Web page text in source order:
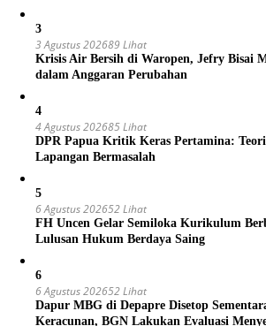
3
3 Agustus 202689 Lihat
Krisis Air Bersih di Waropen, Jefry Bisai
dalam Anggaran Perubahan
4
4 Agustus 202685 Lihat
DPR Papua Kritik Keras Pertamina:
Lapangan Bermasalah
5
6 Agustus 202652 Lihat
FH Uncen Gelar Semiloka Kurikulum
Lulusan Hukum Berdaya Saing
6
6 Agustus 202652 Lihat
Dapur MBG di Depapre Disetop
Keracunan, BGN Lakukan Evaluasi